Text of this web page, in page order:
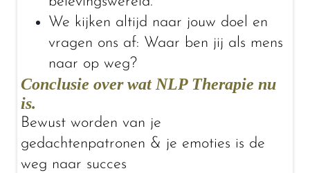
We kijken altijd naar jouw doel en
vragen ons af: Waar ben jij als mens
naar op weg?
Conclusie over wat NLP Therapie nu
is.
Bewust worden van je
gedachtenpatronen & je emoties is de
weg naar succes